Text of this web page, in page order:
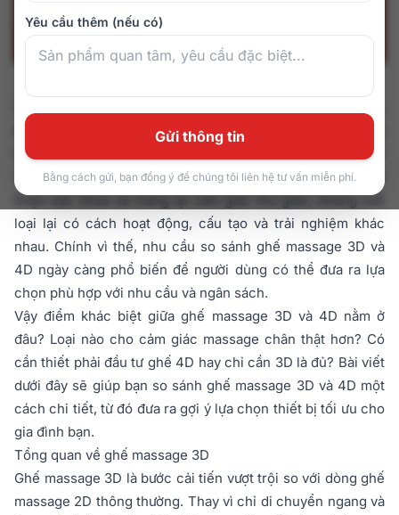
khỏe quen thuộc trong nhiều gia đình hiện đại. Trên thị
trường hiện nay, hai công nghệ được quan tâm nhiều chính
là ghế massage 3D và 4D. Tuy đều hướng đến mục tiêu cải
thiện sức khỏe và mang lại cảm giác thư giãn, nhưng mỗi
loại lại có cách hoạt động, cấu tạo và trải nghiệm khác
nhau. Chính vì thế, nhu cầu so sánh ghế massage 3D và
4D ngày càng phổ biến để người dùng có thể đưa ra lựa
chọn phù hợp với nhu cầu và ngân sách.
Vậy điểm khác biệt giữa ghế massage 3D và 4D nằm ở
đâu? Loại nào cho cảm giác massage chân thật hơn? Có
cần thiết phải đầu tư ghế 4D hay chỉ cần 3D là đủ? Bài viết
dưới đây sẽ giúp bạn so sánh ghế massage 3D và 4D một
cách chi tiết, từ đó đưa ra gợi ý lựa chọn thiết bị tối ưu cho
gia đình bạn.
Tổng quan về ghế massage 3D
Ghế massage 3D là bước cải tiến vượt trội so với dòng ghế
massage 2D thông thường. Thay vì chỉ di chuyển ngang và
Yêu cầu thêm (nếu có)
Gửi thông tin
Bằng cách gửi, bạn đồng ý để chúng tôi liên hệ tư vấn miễn phí.